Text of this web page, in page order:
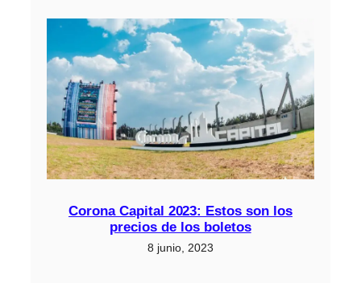
Corona Capital 2023: Estos son los
precios de los boletos
8 junio, 2023